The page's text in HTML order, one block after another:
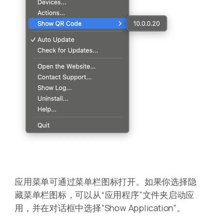
应用菜单可通过菜单栏图标打开。如果你选择隐
藏菜单栏图标，可以从“应用程序”文件夹启动应
用，并在对话框中选择”Show Application”。